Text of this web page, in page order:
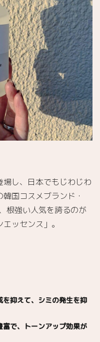
し、日本でもじわじわ
国コスメブランド・
根強い人気を誇るのが
ッセンス」。
抑えて、シミの発生を抑
で、トーンアップ効果が